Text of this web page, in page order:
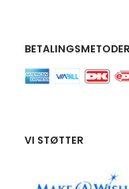
BETALINGSMETODER
VI STØTTER